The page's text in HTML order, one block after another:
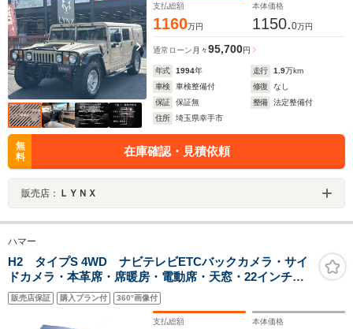
支払総額
1160万円
本体価格
1150.0万円
通常ローン 月々95,700円
年式 1994年 走行 1.9万km
車検
車検整備付 修復
なし
保証
保証無 整備
法定整備付
住所
埼玉県幸手市
無
料
在庫確認・見積依頼
販売店： ＬＹＮＸ
ハマー
H2 タイプS 4WD ナビテレビETCバックカメラ・サイ
ドカメラ・本革席・席暖房・電動席・天窓・22インチ
MKW輪・横浜パラダタイヤ・鍍金防護板・二重排気管
LED尾灯強化前面格子及越野灯・赤革席及儀表盤・特注
側面踏板及屋根レール
販売店保証 購入プラン付 360°画像付
支払総額 本体価格